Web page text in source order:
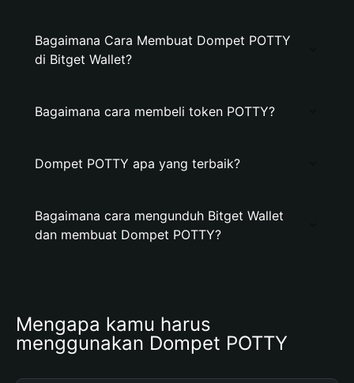
Bagaimana Cara Membuat Dompet POTTY
di Bitget Wallet?
Bagaimana cara membeli token POTTY?
Dompet POTTY apa yang terbaik?
Bagaimana cara mengunduh Bitget Wallet
dan membuat Dompet POTTY?
Mengapa kamu harus
menggunakan Dompet POTTY